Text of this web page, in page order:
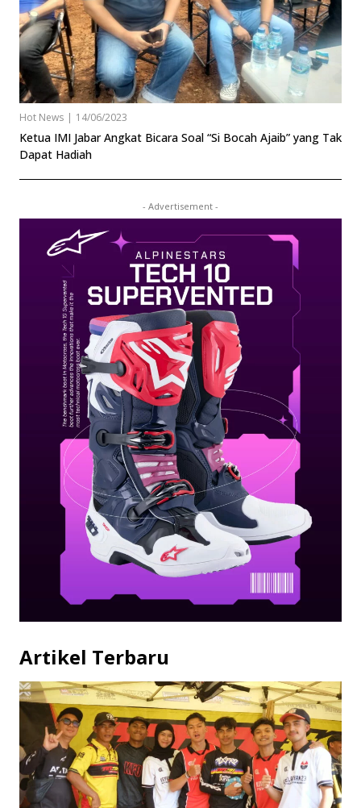
Hot News 14/06/2023
Ketua IMI Jabar Angkat Bicara Soal “Si Bocah Ajaib” yang Tak
Dapat Hadiah
- Advertisement -
Artikel Terbaru